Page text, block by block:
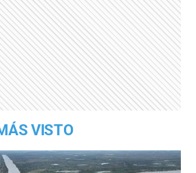
VISTO